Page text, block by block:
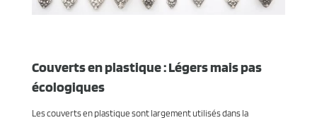
Couverts en plastique : Légers mais pas
écologiques
Les couverts en plastique sont largement utilisés dans la